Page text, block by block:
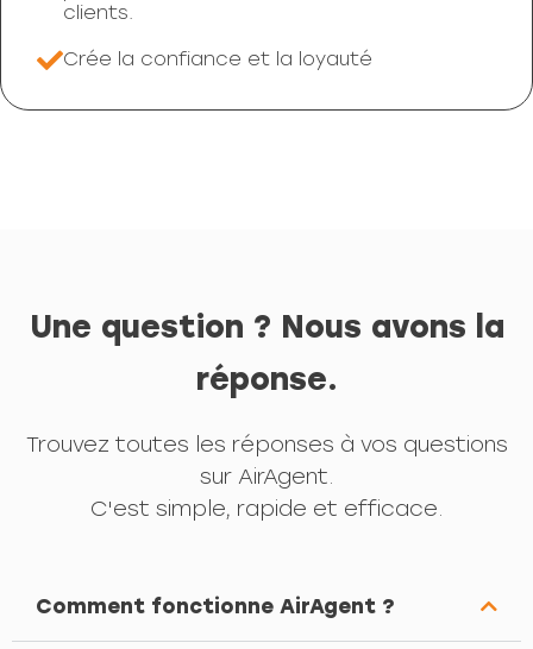
clients.
Crée la confiance et la loyauté
Une question ? Nous avons la
réponse.
Trouvez toutes les réponses à vos questions
sur AirAgent.
C'est simple, rapide et efficace.
Comment fonctionne AirAgent ?